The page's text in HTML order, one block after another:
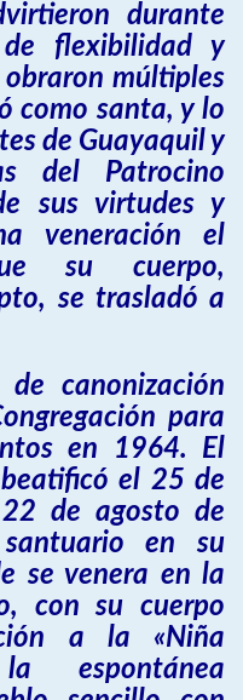
durante
flexibilidad y
múltiples
como santa, y lo
de Guayaquil y
del Patrocino
sus virtudes y
veneración el
su cuerpo,
se trasladó a
de canonización
para
en 1964. El
el 25 de
de agosto de
en su
se venera en la
con su cuerpo
a la «Niña
espontánea